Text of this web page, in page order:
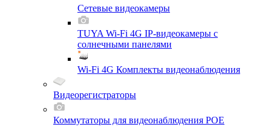
Сетевые видеокамеры
TUYA Wi-Fi 4G IP-видеокамеры с
солнечными панелями
Wi-Fi 4G Комплекты видеонаблюдения
Видеорегистраторы
Коммутаторы для видеонаблюдения POE